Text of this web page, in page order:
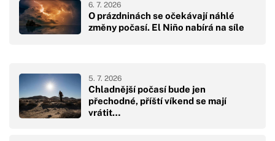
O prázdninách se očekávají náhlé
změny počasí. El Niño nabírá na síle
6. 7. 2026
Chladnější počasí bude jen
přechodné, příští víkend se mají
vrátit…
5. 7. 2026